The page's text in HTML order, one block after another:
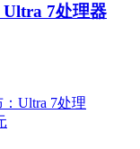
7处理器